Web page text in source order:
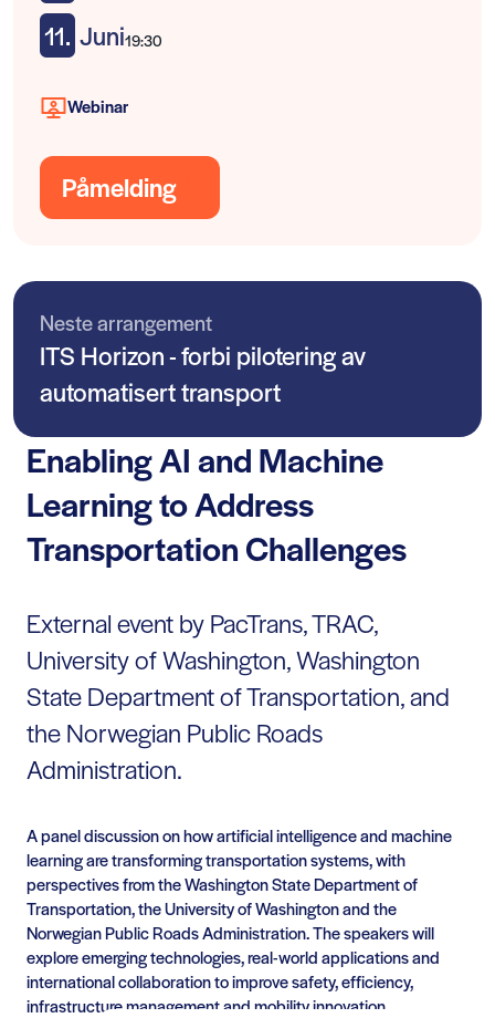
11. Juni19:30
Webinar
Påmelding
Neste arrangement
ITS Horizon - forbi pilotering av
automatisert transport
Enabling AI and Machine
Learning to Address
Transportation Challenges
External event by PacTrans, TRAC,
University of Washington, Washington
State Department of Transportation, and
the Norwegian Public Roads
Administration.
A panel discussion on how artificial intelligence and machine
learning are transforming transportation systems, with
perspectives from the Washington State Department of
Transportation, the University of Washington and the
Norwegian Public Roads Administration. The speakers will
explore emerging technologies, real-world applications and
international collaboration to improve safety, efficiency,
infrastructure management and mobility innovation.